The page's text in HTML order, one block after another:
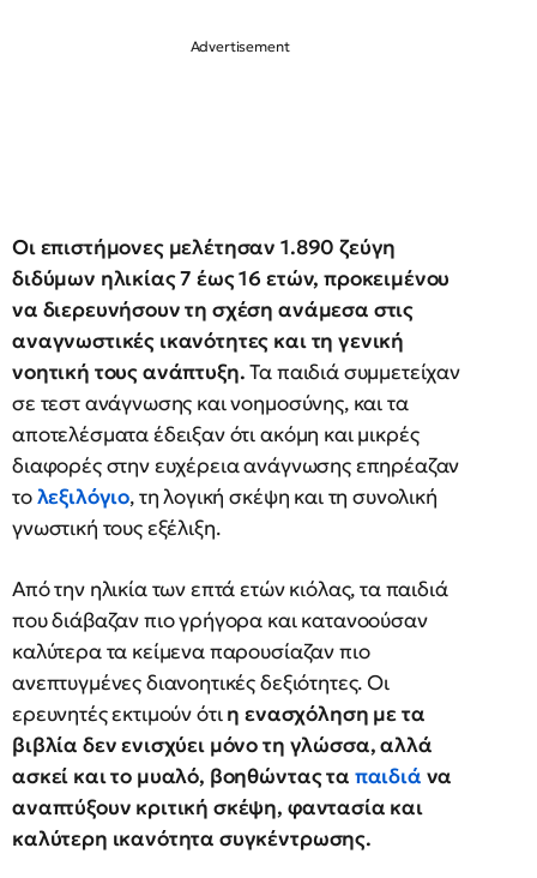
Οι επιστήμονες μελέτησαν 1.890 ζεύγη
διδύμων ηλικίας 7 έως 16 ετών, προκειμένου
να διερευνήσουν τη σχέση ανάμεσα στις
αναγνωστικές ικανότητες και τη γενική
νοητική τους ανάπτυξη.Τα παιδιά συμμετείχαν
σε τεστ ανάγνωσης και νοημοσύνης, και τα
αποτελέσματα έδειξαν ότι ακόμη και μικρές
διαφορές στην ευχέρεια ανάγνωσης επηρέαζαν
τολεξιλόγιο, τη λογική σκέψη και τη συνολική
γνωστική τους εξέλιξη.
Από την ηλικία των επτά ετών κιόλας, τα παιδιά
που διάβαζαν πιο γρήγορα και κατανοούσαν
καλύτερα τα κείμενα παρουσίαζαν πιο
ανεπτυγμένες διανοητικές δεξιότητες. Οι
ερευνητές εκτιμούν ότιη ενασχόληση με τα
βιβλία δεν ενισχύει μόνο τη γλώσσα, αλλά
ασκεί και το μυαλό, βοηθώντας τα παιδιά να
αναπτύξουν κριτική σκέψη, φαντασία και
καλύτερη ικανότητα συγκέντρωσης.